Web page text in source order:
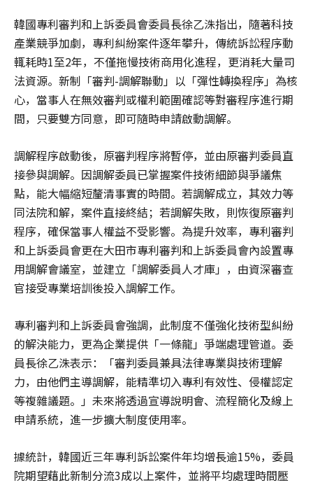
韓國專利審判和上訴委員會委員長徐乙洙指出，隨著科技
產業競爭加劇，專利糾紛案件逐年攀升，傳統訴訟程序動
輒耗時1至2年，不僅拖慢技術商用化進程，更消耗大量司
法資源。新制「審判-調解聯動」以「彈性轉換程序」為核
心，當事人在無效審判或權利範圍確認等對審程序進行期
間，只要雙方同意，即可隨時申請啟動調解。
調解程序啟動後，原審判程序將暫停，並由原審判委員直
接參與調解。因調解委員已掌握案件技術細節與爭議焦
點，能大幅縮短釐清事實的時間。若調解成立，其效力等
同法院和解，案件直接終結；若調解失敗，則恢復原審判
程序，確保當事人權益不受影響。為提升效率， 專利審判
和上訴委員會更在大田市專利審判和上訴委員會內設置專
用調解會議室，並建立「調解委員人才庫」，由資深審查
官接受專業培訓後投入調解工作。
專利審判和上訴委員會強調，此制度不僅強化技術型糾紛
的解決能力，更為企業提供「一條龍」爭端處理管道。委
員長徐乙洙表示：「審判委員兼具法律專業與技術理解
力，由他們主導調解，能精準切入專利有效性、侵權認定
等複雜議題。」未來將透過宣導說明會、流程簡化及線上
申請系統，進一步擴大制度使用率。
據統計，韓國近三年專利訴訟案件年均增長逾15%，委員
院期望藉此新制分流3成以上案件，並將平均處理時間壓